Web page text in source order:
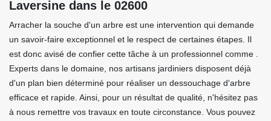
Laversine dans le 02600
Arracher la souche d'un arbre est une intervention qui demande
un savoir-faire exceptionnel et le respect de certaines étapes. Il
est donc avisé de confier cette tâche à un professionnel comme .
Experts dans le domaine, nos artisans jardiniers disposent déjà
d'un plan bien déterminé pour réaliser un dessouchage d'arbre
efficace et rapide. Ainsi, pour un résultat de qualité, n'hésitez pas
à nous remettre vos travaux en toute circonstance. Vous pouvez